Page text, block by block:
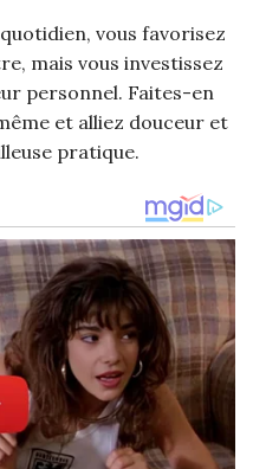
vous favorisez
mais vous investissez
personnel. Faites-en
et alliez douceur et
pratique.